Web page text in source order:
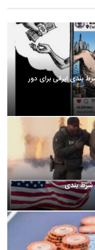
بندی ایرانی برای دور
شرط بندی